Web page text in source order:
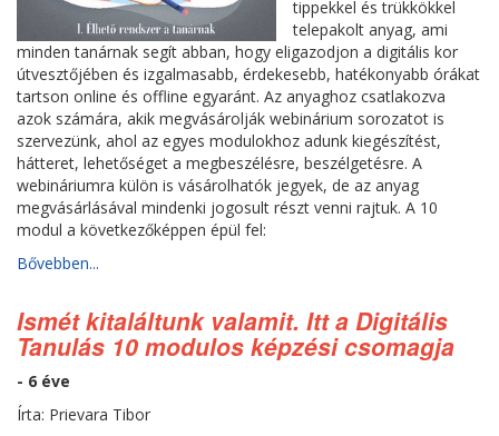
tippekkel és trükkökkel
telepakolt anyag, ami
minden tanárnak segít abban, hogy eligazodjon a digitális kor
útvesztőjében és izgalmasabb, érdekesebb, hatékonyabb órákat
tartson online és offline egyaránt. Az anyaghoz csatlakozva
azok számára, akik megvásárolják webinárium sorozatot is
szervezünk, ahol az egyes modulokhoz adunk kiegészítést,
hátteret, lehetőséget a megbeszélésre, beszélgetésre. A
webináriumra külön is vásárolhatók jegyek, de az anyag
megvásárlásával mindenki jogosult részt venni rajtuk. A 10
modul a következőképpen épül fel:
Bővebben...
Ismét kitaláltunk valamit. Itt a Digitális
Tanulás 10 modulos képzési csomagja
- 6 éve
Írta: Prievara Tibor